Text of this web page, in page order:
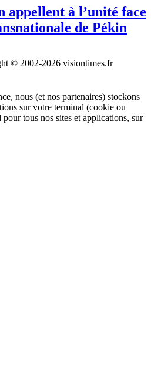
appellent à l’unité face
de Pékin
© 2002-2026 visiontimes.fr
nous (et nos partenaires) stockons
sur votre terminal (cookie ou
tous nos sites et applications, sur